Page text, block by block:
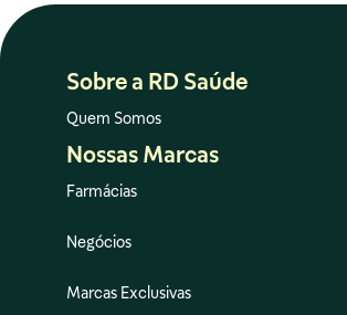
Sobre a RD Saúde
Quem Somos
Nossas Marcas
Farmácias
Negócios
Marcas Exclusivas